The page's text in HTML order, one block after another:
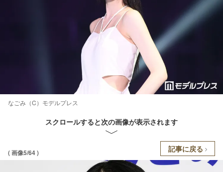
なごみ（C）モデルプレス
スクロールすると次の画像が表示されます
( 画像5/64 ) 記事に戻る